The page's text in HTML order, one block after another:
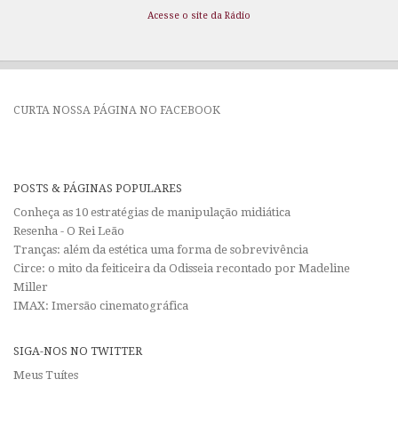
Acesse o site da Rádio
CURTA NOSSA PÁGINA NO FACEBOOK
POSTS & PÁGINAS POPULARES
Conheça as 10 estratégias de manipulação midiática
Resenha - O Rei Leão
Tranças: além da estética uma forma de sobrevivência
Circe: o mito da feiticeira da Odisseia recontado por Madeline
Miller
IMAX: Imersão cinematográfica
SIGA-NOS NO TWITTER
Meus Tuítes